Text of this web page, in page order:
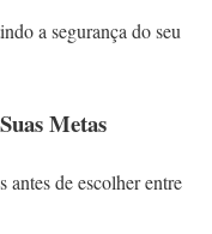
a segurança do seu
Metas
antes de escolher entre